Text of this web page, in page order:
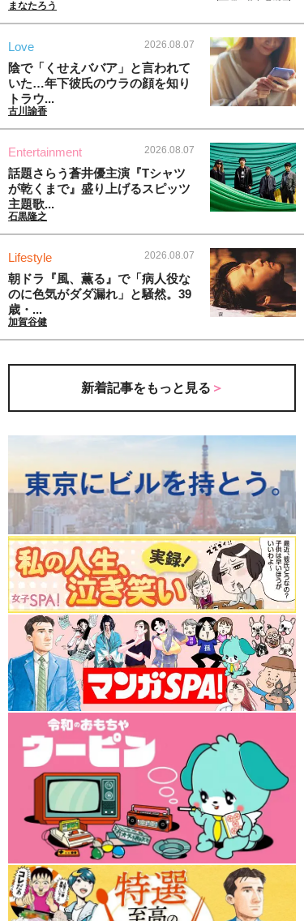
まなたろう
Love 2026.08.07
陰で「くせえババア」と言われて
いた…年下彼氏のウラの顔を知り
トラウ...
古川諭香
Entertainment 2026.08.07
話題さらう蒼井優主演『Tシャツ
が乾くまで』盛り上げるスピッツ
主題歌...
石黒隆之
Lifestyle 2026.08.07
朝ドラ『風、薫る』で「病人役な
のに色気がダダ漏れ」と騒然。39
歳・...
加賀谷健
新着記事をもっと見る